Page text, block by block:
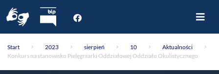
O nas
Start 2023 sierpień 10
Aktualności
Konkurs na stanowisko Pielęgniarki Oddziałowej Oddziału Okulistycznego